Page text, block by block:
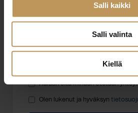
Salli kaikki
Salli valinta
Kiellä
Haluan että minuun otetaan
Olen lukenut ja hyväksyn